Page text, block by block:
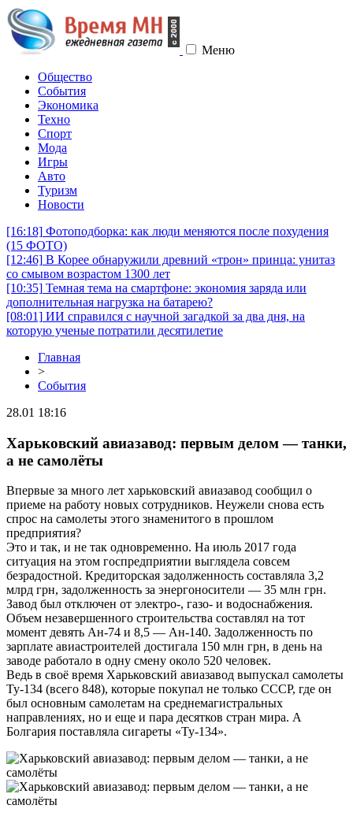
Меню
Общество
События
Экономика
Техно
Спорт
Мода
Игры
Авто
Туризм
Новости
[16:18] Фотоподборка: как люди меняются после похудения
(15 ФОТО)
[12:46] В Корее обнаружили древний «трон» принца: унитаз
со смывом возрастом 1300 лет
[10:35] Темная тема на смартфоне: экономия заряда или
дополнительная нагрузка на батарею?
[08:01] ИИ справился с научной загадкой за два дня, на
которую ученые потратили десятилетие
Главная
>
События
28.01 18:16
Харьковский авиазавод: первым делом — танки,
а не самолёты
Впервые за много лет харьковский авиазавод сообщил о
приеме на работу новых сотрудников. Неужели снова есть
спрос на самолеты этого знаменитого в прошлом
предприятия?
Это и так, и не так одновременно. На июль 2017 года
ситуация на этом госпредприятии выглядела совсем
безрадостной. Кредиторская задолженность составляла 3,2
млрд грн, задолженность за энергоносители — 35 млн грн.
Завод был отключен от электро-, газо- и водоснабжения.
Объем незавершенного строительства составлял на тот
момент девять Ан-74 и 8,5 — Ан-140. Задолженность по
зарплате авиастроителей достигала 150 млн грн, в день на
заводе работало в одну смену около 520 человек.
Ведь в своё время Харьковский авиазавод выпускал самолеты
Ту-134 (всего 848), которые покупал не только СССР, где он
был основным самолетам на среднемагистральных
направлениях, но и еще и пара десятков стран мира. А
Болгария поставляла сигареты «Ту-134».